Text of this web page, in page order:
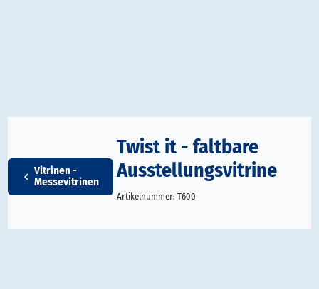
Vitrinen -
Messevitrinen
Twist it - faltbare
Ausstellungsvitrine
Artikelnummer:T600